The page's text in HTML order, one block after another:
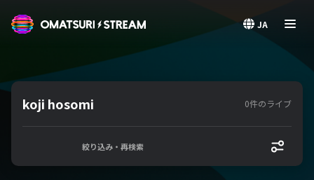
JA
koji hosomi 0件のライブ
絞り込み・再検索